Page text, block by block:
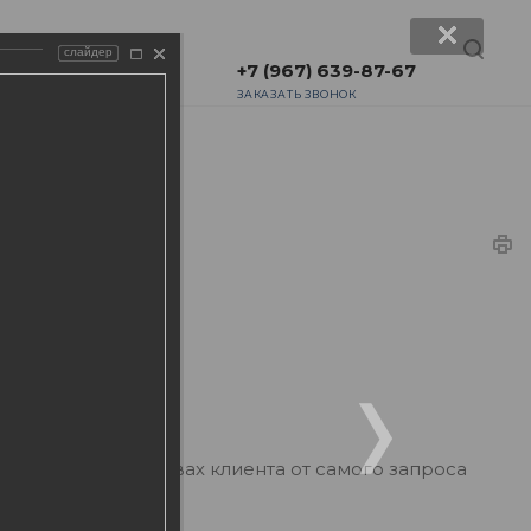
+7 (967) 639-87-67
ЗАКАЗАТЬ ЗВОНОК
обстоятельствах клиента от самого запроса
слайдер